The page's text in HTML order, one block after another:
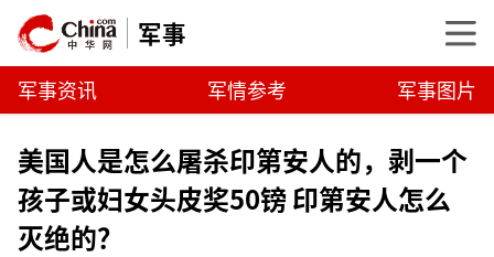
军事
军事资讯 军情参考 军事图片
美国人是怎么屠杀印第安人的，剥一个
孩子或妇女头皮奖50镑 印第安人怎么
灭绝的？